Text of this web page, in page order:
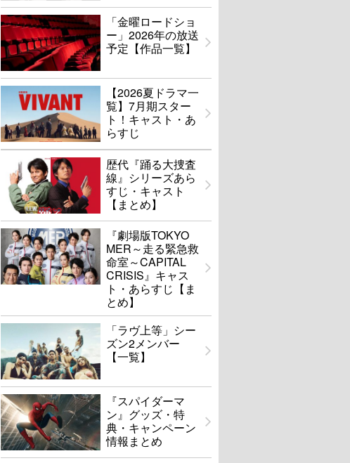
「金曜ロードショ
ー」2026年の放送
予定【作品一覧】
【2026夏ドラマ一
覧】7月期スター
ト！キャスト・あ
らすじ
歴代『踊る大捜査
線』シリーズあら
すじ・キャスト
【まとめ】
『劇場版TOKYO
MER～走る緊急救
命室～CAPITAL
CRISIS』キャス
ト・あらすじ【ま
とめ】
「ラヴ上等」シー
ズン2メンバー
【一覧】
『スパイダーマ
ン』グッズ・特
典・キャンペーン
情報まとめ